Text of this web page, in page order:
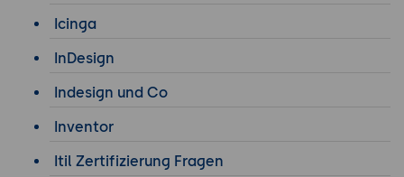
Icinga
InDesign
Indesign und Co
Inventor
Itil Zertifizierung Fragen